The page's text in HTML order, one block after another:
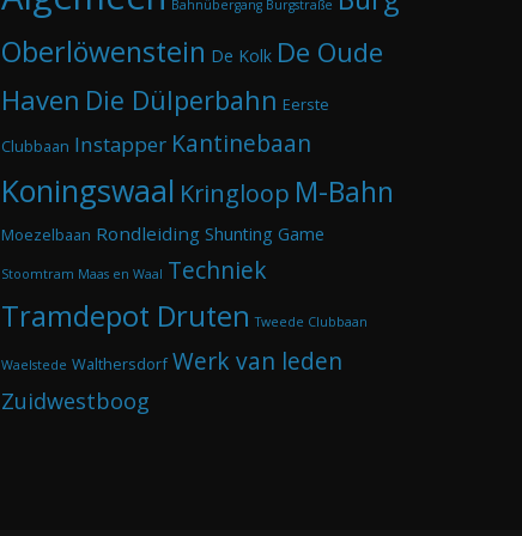
Bahnübergang Burgstraße
Oberlöwenstein De Kolk De Oude
Haven Die Dülperbahn Eerste
Clubbaan Instapper Kantinebaan
Koningswaal Kringloop M-Bahn
Moezelbaan Rondleiding Shunting Game
Stoomtram Maas en Waal Techniek
Tramdepot Druten Tweede Clubbaan
Waelstede Walthersdorf Werk van leden
Zuidwestboog